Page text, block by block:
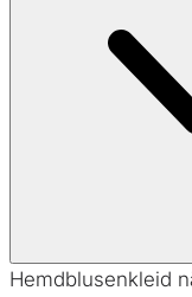
Hemdblusenkleid